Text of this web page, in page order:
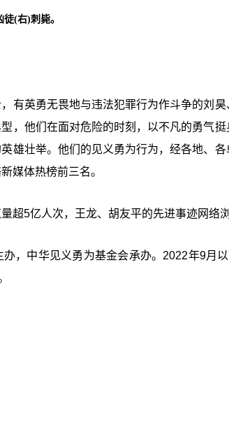
(右)刺毙。
有英勇无畏地与违法犯罪行为作斗争的刘
，他们在面对危险的时刻，以不凡的勇气
雄壮举。他们的见义勇为行为，经各地、各
媒体热榜前三名。
超5亿人次，王龙、胡友平的先进事迹网络
，中华见义勇为基金会承办。2022年9月